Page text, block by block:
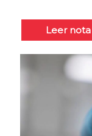
Leer